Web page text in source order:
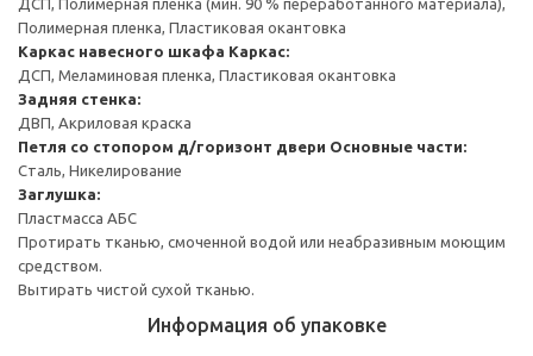
Полимерная пленка, Пластиковая окантовка
Каркас навесного шкафа Каркас:
ДСП, Меламиновая пленка, Пластиковая окантовка
Задняя стенка:
ДВП, Акриловая краска
Петля со стопором д/горизонт двери Основные части:
Сталь, Никелирование
Заглушка:
Пластмасса АБС
Протирать тканью, смоченной водой или неабразивным моющим
средством.
Вытирать чистой сухой тканью.
Информация об упаковке